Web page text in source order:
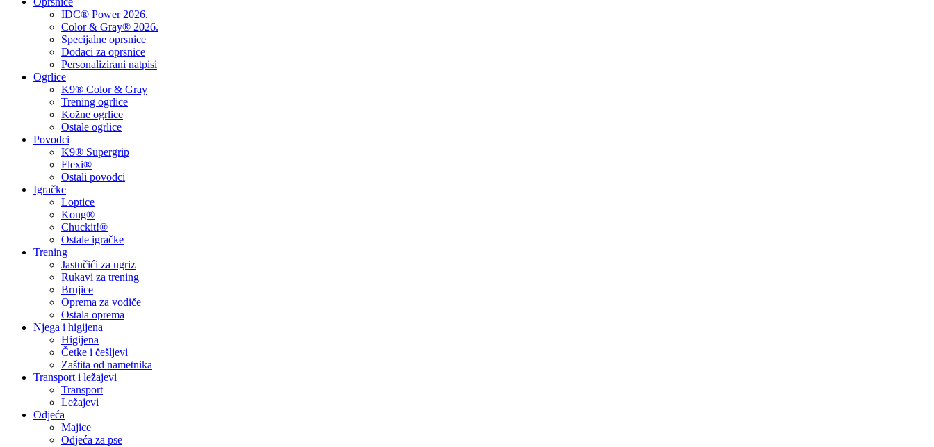
IDC® Power 2026.
Color & Gray® 2026.
Specijalne oprsnice
Dodaci za oprsnice
Personalizirani natpisi
Ogrlice
K9® Color & Gray
Trening ogrlice
Kožne ogrlice
Ostale ogrlice
Povodci
K9® Supergrip
Flexi®
Ostali povodci
Igračke
Loptice
Kong®
Chuckit!®
Ostale igračke
Trening
Jastučići za ugriz
Rukavi za trening
Brnjice
Oprema za vodiče
Ostala oprema
Njega i higijena
Higijena
Četke i češljevi
Zaštita od nametnika
Transport i ležajevi
Transport
Ležajevi
Odjeća
Majice
Odjeća za pse